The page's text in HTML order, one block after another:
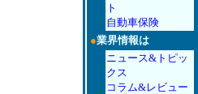
ト
自動車保険
●業界情報は
ニュース&トピッ
クス
コラム&レビュー